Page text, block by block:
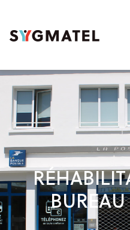
BUREAU